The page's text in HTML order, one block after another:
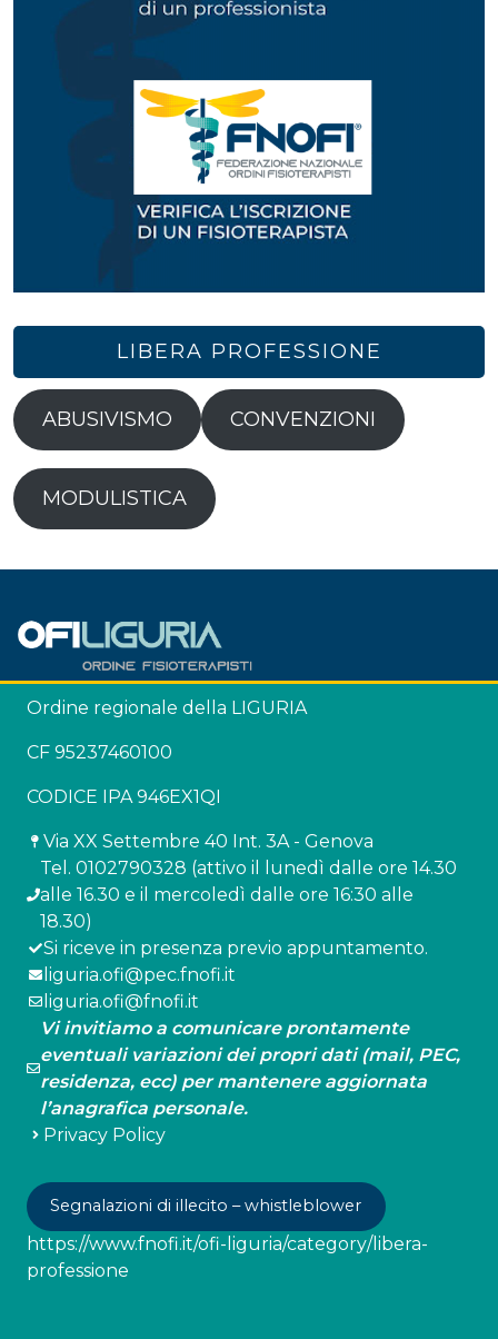
LIBERA PROFESSIONE
ABUSIVISMO CONVENZIONI
MODULISTICA
Ordine regionale della LIGURIA
CF 95237460100
CODICE IPA 946EX1QI
Via XX Settembre 40 Int. 3A - Genova
Tel. 0102790328 (attivo il lunedì dalle ore 14.30
alle 16.30 e il mercoledì dalle ore 16:30 alle
18.30)
Si riceve in presenza previo appuntamento.
liguria.ofi@pec.fnofi.it
liguria.ofi@fnofi.it
Vi invitiamo a comunicare prontamente
eventuali variazioni dei propri dati (mail, PEC,
residenza, ecc) per mantenere aggiornata
l’anagrafica personale.
Privacy Policy
Segnalazioni di illecito – whistleblower
https://www.fnofi.it/ofi-liguria/category/libera-
professione